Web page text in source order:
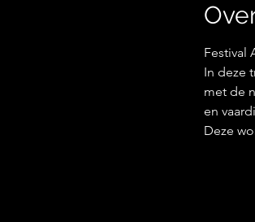
Festival
In deze
met de
en
Deze